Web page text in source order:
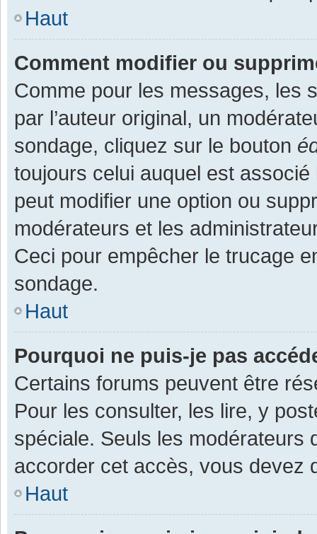
Haut
Comment modifier ou
Comme pour les messages, les
par l’auteur original, un
sondage, cliquez sur le bouton
toujours celui auquel est associé
peut modifier une option ou
modérateurs et les
Ceci pour empêcher le trucage
sondage.
Haut
Pourquoi ne puis-je pas
Certains forums peuvent être
Pour les consulter, les lire, y
spéciale. Seuls les modérateurs
accorder cet accès, vous devez
Haut